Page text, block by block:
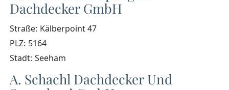
Dachdecker GmbH
Straße: Kälberpoint 47
PLZ: 5164
Stadt: Seeham
A. Schachl Dachdecker Und